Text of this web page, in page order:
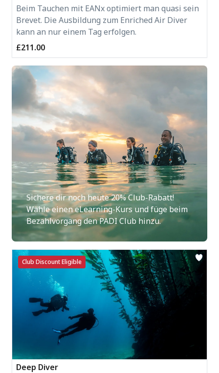
Beim Tauchen mit EANx optimiert man quasi sein
Brevet. Die Ausbildung zum Enriched Air Diver
kann an nur einem Tag erfolgen.
£211.00
Sichere dir noch heute 20% Club-Rabatt!
Wähle einen eLearning-Kurs und füge beim
Bezahlvorgang den PADI Club hinzu.
Club Discount Eligible
Deep Diver